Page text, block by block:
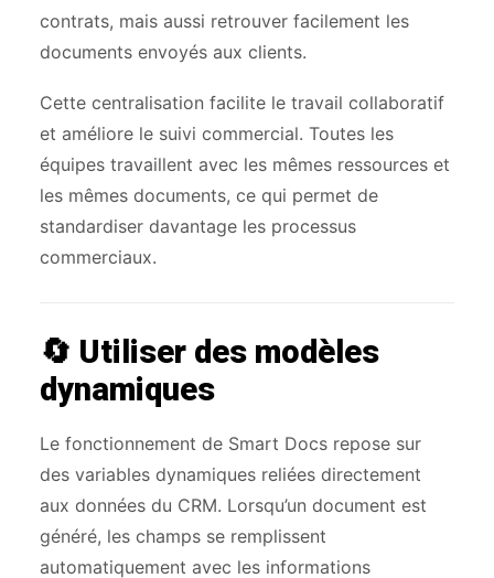
contrats, mais aussi retrouver facilement les
documents envoyés aux clients.
Cette centralisation facilite le travail collaboratif
et améliore le suivi commercial. Toutes les
équipes travaillent avec les mêmes ressources et
les mêmes documents, ce qui permet de
standardiser davantage les processus
commerciaux.
🔄 Utiliser des modèles
dynamiques
Le fonctionnement de Smart Docs repose sur
des variables dynamiques reliées directement
aux données du CRM. Lorsqu’un document est
généré, les champs se remplissent
automatiquement avec les informations